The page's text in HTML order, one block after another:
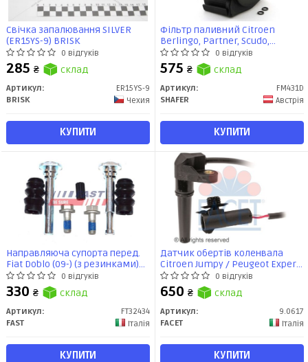
Свічка запалювання SILVER
(ER15YS-9) BRISK
0 відгуків
285 ₴ склад
Артикул:
ER15YS-9
BRISK
Чехия
КУПИТИ
Фільтр паливний Citroen
Berlingo, Partner, Scudo,
Експерт, Ford Focus, Fiesta, C-
Max, 1.6TDCi, 04- (FM431D)
SHAFER
0 відгуків
575 ₴ склад
Артикул:
FM431D
SHAFER
Австрія
КУПИТИ
Направляюча супорта перед.
Fiat Doblo (09-) (з резинками)
12мм ATE (FT32434) Fast
0 відгуків
330 ₴ склад
Артикул:
FT32434
FAST
Італія
КУПИТИ
Датчик обертів коленвала
Citroen Jumpy / Peugeot Expert
/ Renault Kangoo 1.4-2.0 i (97-)
(9.0617) Facet
0 відгуків
650 ₴ склад
Артикул:
9.0617
FACET
Італія
КУПИТИ